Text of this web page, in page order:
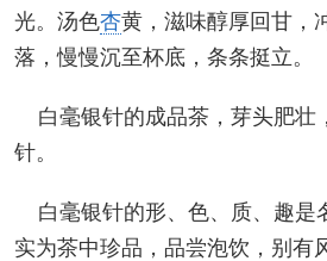
光。汤色杏黄，滋味醇厚回甘，
落，慢慢沉至杯底，条条挺立。
白毫银针的成品茶，芽头肥壮
针。
白毫银针的形、色、质、趣是
实为茶中珍品，品尝泡饮，别有